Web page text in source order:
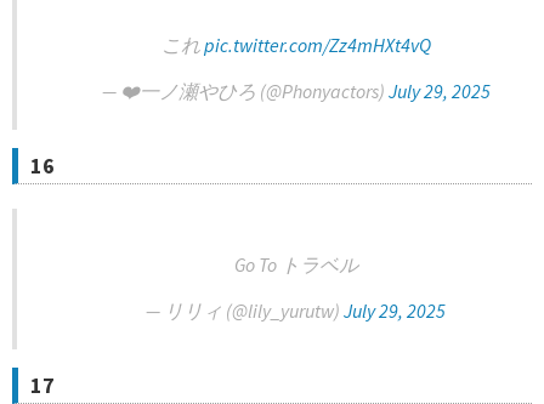
これpic.twitter.com/Zz4mHXt4vQ
— ❤️‍一ノ瀬やひろ (@Phonyactors) July 29, 2025
16
Go To トラベル
— リリィ (@lily_yurutw) July 29, 2025
17